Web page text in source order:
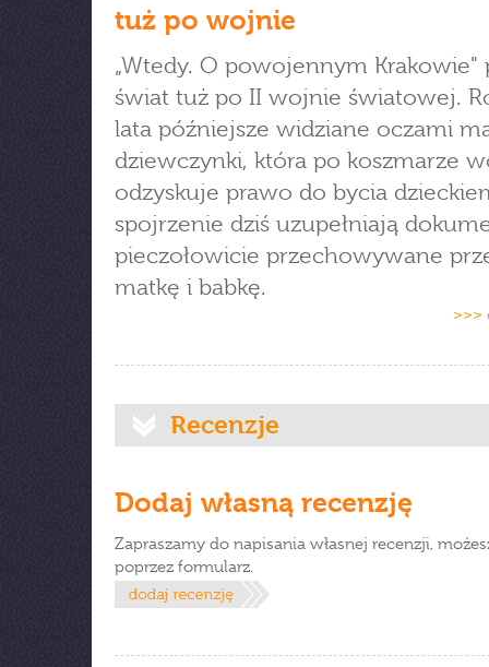
tuż po wojnie
„Wtedy. O powojennym Krakowie"
świat tuż po II wojnie światowej.
lata późniejsze widziane oczami
dziewczynki, która po koszmarze
odzyskuje prawo do bycia
spojrzenie dziś uzupełniają
pieczołowicie przechowywane
matkę i babkę.
>>>
Recenzje
Dodaj własną recenzję
Zapraszamy do napisania własnej recenzji,
poprzez formularz.